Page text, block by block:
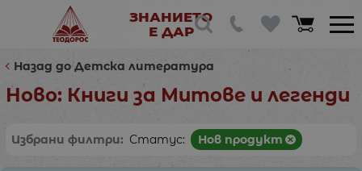
ЗНАНИЕТО
Е ДАР
Назад до Детска литература
Ново: Книги за Митове и легенди
Избрани филтри: Статус: Нов продукт